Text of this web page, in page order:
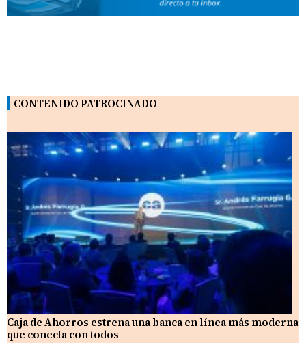
CONTENIDO PATROCINADO
Caja de Ahorros estrena una banca en línea más moderna
que conecta con todos